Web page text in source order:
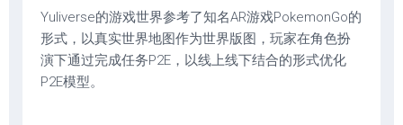
Yuliverse的游戏世界参考了知名AR游戏PokemonGo的
形式，以真实世界地图作为世界版图，玩家在角色扮
演下通过完成任务P2E，以线上线下结合的形式优化
P2E模型。